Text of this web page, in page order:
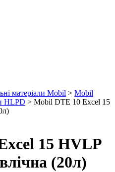
матеріали Mobil > Mobil
HLPD > Mobil DTE 10 Excel 15
15 HVLP
(20л)